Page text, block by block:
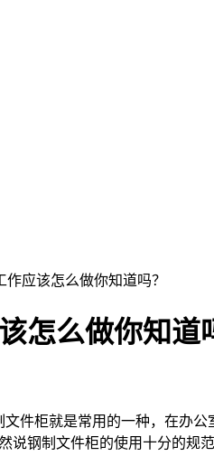
应该怎么做你知道吗？
怎么做你知道
柜就是常用的一种，在办公
说钢制文件柜的使用十分的